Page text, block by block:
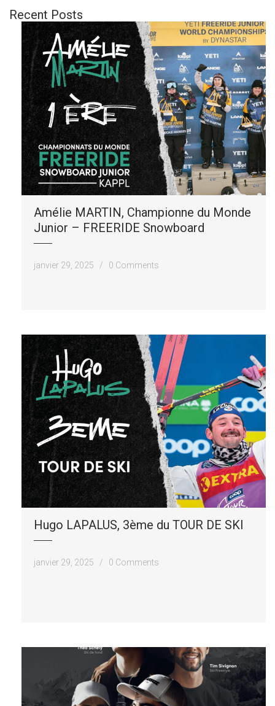
Recent Posts
Amélie MARTIN, Championne du Monde
Junior – FREERIDE Snowboard
janvier 29, 2025 / 0 Comments
Hugo LAPALUS, 3ème du TOUR DE SKI
janvier 29, 2025 / 0 Comments